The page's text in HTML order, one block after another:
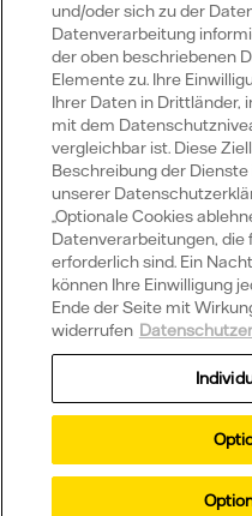
und/oder sich zu der
Datenverarbeitung
der oben beschriebenen
Elemente zu. Ihre
Ihrer Daten in Drittländer,
mit dem
vergleichbar ist. Diese
Beschreibung der
unserer
„Optionale Cookies
Datenverarbeitungen, die
erforderlich sind. Ein
können Ihre Einwilligung
Ende der Seite mit
widerrufen